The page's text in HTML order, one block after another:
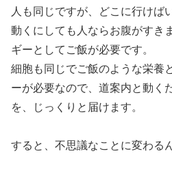
人も同じですが、どこに行けば
動くにしても人ならお腹がすき
ギーとしてご飯が必要です。
細胞も同じでご飯のような栄養
ーが必要なので、道案内と動く
を、じっくりと届けます。
すると、不思議なことに変わる